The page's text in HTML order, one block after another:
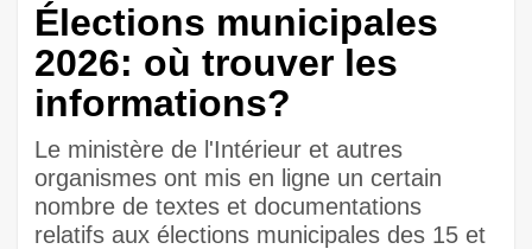
Élections municipales
2026: où trouver les
informations?
Le ministère de l'Intérieur et autres
organismes ont mis en ligne un certain
nombre de textes et documentations
relatifs aux élections municipales des 15 et